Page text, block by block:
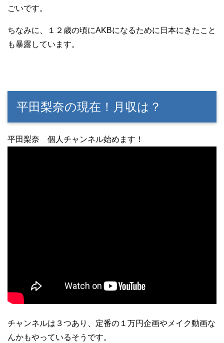
ごいです。
ちなみに、１２歳の頃にAKBになるために日本にきたこと
も暴露しています。
平田梨奈の現在！月収は？
平田梨奈 個人チャンネル始めます！
チャンネルは３つあり、定番の１万円企画やメイク動画な
んかもやっているそうです。